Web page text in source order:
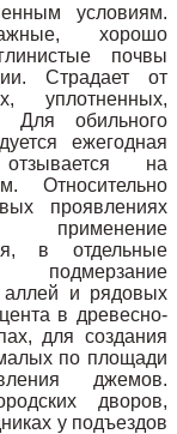
условиям.
хорошо
почвы
Страдает от
уплотненных,
Для обильного
ежегодная
на
Относительно
проявлениях
применение
в отдельные
аллей и рядовых
в древесно-
для создания
по площади
джемов.
дворов,
у подъездов